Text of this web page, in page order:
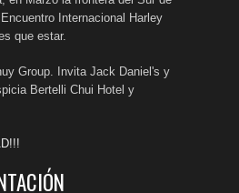
Internacional Harley
que estar.
Group. Invita Jack Daniel's y
Bertelli Chui Hotel y